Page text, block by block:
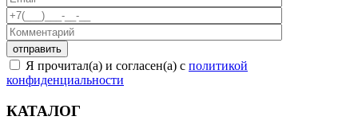
Я прочитал(а) и согласен(а) с политикой
конфиденциальности
КАТАЛОГ